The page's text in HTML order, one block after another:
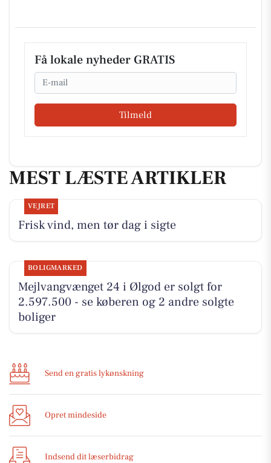
Få lokale nyheder GRATIS
Email
Tilmeld
MEST LÆSTE ARTIKLER
VEJRET
Frisk vind, men tør dag i sigte
BOLIGMARKED
Mejlvangvænget 24 i Ølgod er solgt for
2.597.500 - se køberen og 2 andre solgte
boliger
Send en gratis lykønskning
Opret mindeside
Indsend dit læserbidrag